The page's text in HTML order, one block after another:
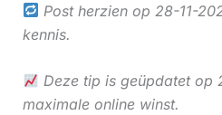
Post herzien op 28-11-
kennis.
Deze tip is geüpdatet op
maximale online winst.